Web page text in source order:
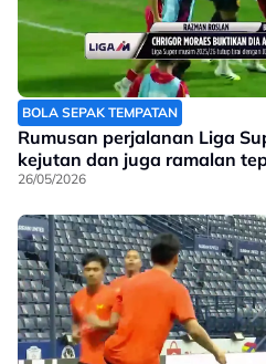
BOLA SEPAK TEMPATAN
Rumusan perjalanan Liga
kejutan dan juga ramalan
26/05/2026